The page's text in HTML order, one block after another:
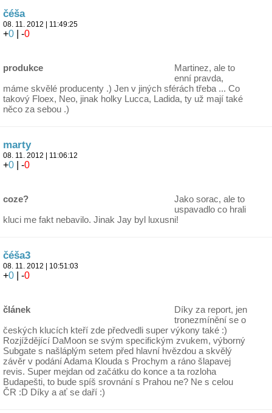
čéša
08. 11. 2012 | 11:49:25
+0 | -0
produkce
Martinez, ale to
enní pravda,
máme skvělé producenty .) Jen v jiných sférách třeba ... Co
takový Floex, Neo, jinak holky Lucca, Ladida, ty už mají také
něco za sebou .)
marty
08. 11. 2012 | 11:06:12
+0 | -0
coze?
Jako sorac, ale to
uspavadlo co hrali
kluci me fakt nebavilo. Jinak Jay byl luxusni!
čéša3
08. 11. 2012 | 10:51:03
+0 | -0
článek
Díky za report, jen
tronezmínění se o
českých klucích kteří zde předvedli super výkony také :)
Rozjíždějící DaMoon se svým specifickým zvukem, výborný
Subgate s našláplým setem před hlavní hvězdou a skvělý
závěr v podání Adama Klouda s Prochym a ráno šlapavej
revis. Super mejdan od začátku do konce a ta rozloha
Budapešti, to bude spíš srovnání s Prahou ne? Ne s celou
ČR :D Díky a ať se daří :)